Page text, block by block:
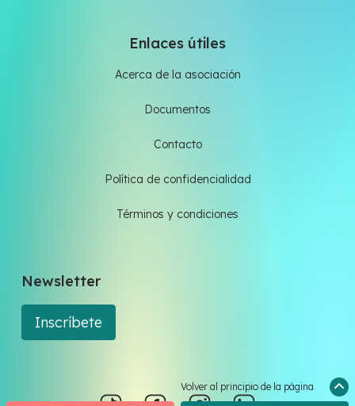
Volver al principio de la página
Enlaces útiles
Acerca de la asociación
Documentos
Contacto
Política de confidencialidad
Términos y condiciones
Newsletter
Inscríbete